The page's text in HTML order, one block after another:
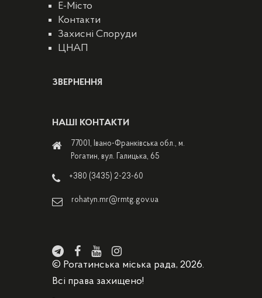
E-Місто
Контакти
Захисні Споруди
ЦНАП
ЗВЕРНЕННЯ
НАШІ КОНТАКТИ
77001, Івано-Франківська обл., м.
Рогатин, вул. Галицька, 65
+380 (3435) 2-23-60
rohatyn.mr@rmtg.gov.ua
© Рогатинська міська рада, 2026.
Всі права захищено!